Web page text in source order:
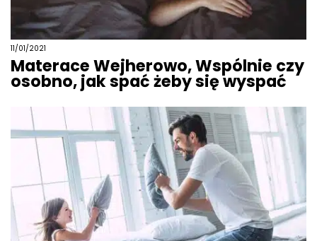
11/01/2021
Materace Wejherowo, Wspólnie czy
osobno, jak spać żeby się wyspać